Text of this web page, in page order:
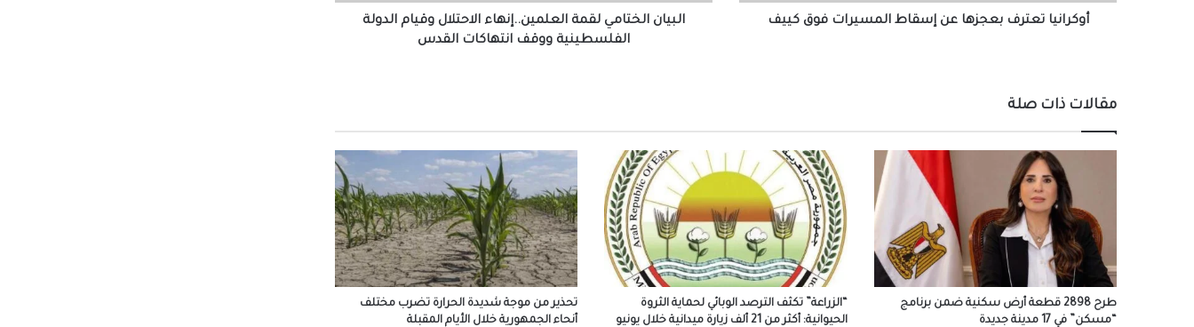
وزير العمل ومحافظ الشرقية يُسلمان عقود عمل
محافظ القاهرة: لن نتهاون مع أي مخالفة بناء وسيتم
تعامل الفوري والحاسم مع جميع التعديات
كلية طب جنوب الوادي تسجل نسبة نجاح 33%
أوكرانيا تعترف بعجزها عن إسقاط المسيرات فوق كييف
انتهاكاتالبيان الختامي لقمة العلمين..إنهاء الاحتلال وقيام الدولة
الفلسطينية ووقف انتهاكات القدس
مقالات ذات صلة
طرح 2898 قطعة أرض سكنية ضمن برنامج
“مسكن” في 17 مدينة جديدة
“الزراعة” تكثف الترصد الوبائي لحماية الثروة
الحيوانية: أكثر من 21 ألف زيارة ميدانية خلال يونيو
تحذير من موجة شديدة الحرارة تضرب مختلف
أنحاء الجمهورية خلال الأيام المقبلة